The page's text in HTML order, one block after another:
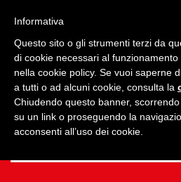
Informativa
Questo sito o gli strumenti terzi da
di cookie necessari al
nella cookie policy. Se vuoi saperne
a tutti o ad alcuni cookie, consulta la
Chiudendo questo banner,
su un link o proseguendo la
acconsenti all’uso dei cookie.